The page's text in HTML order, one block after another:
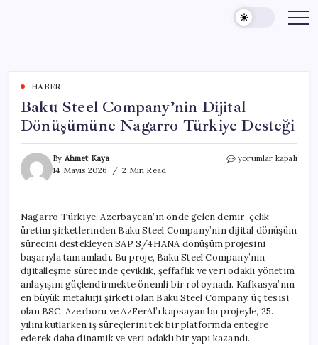
content
HABER
Baku Steel Company’nin Dijital
Dönüşümüne Nagarro Türkiye Desteği
By Ahmet Kaya
14 Mayıs 2026
2 Min Read
Baku
Nagarro
Türkiye
Desteği
için
yorumlar kapalı
Nagarro Türkiye, Azerbaycan’ın önde gelen demir-çelik
üretim şirketlerinden Baku Steel Company’nin dijital dönüşüm
sürecini destekleyen SAP S/4HANA dönüşüm projesini
başarıyla tamamladı. Bu proje, Baku Steel Company’nin
dijitalleşme sürecinde çeviklik, şeffaflık ve veri odaklı yönetim
anlayışını güçlendirmekte önemli bir rol oynadı. Kafkasya’nın
en büyük metalurji şirketi olan Baku Steel Company, üç tesisi
olan BSC, Azerboru ve AzFerAl’ı kapsayan bu projeyle, 25.
yılını kutlarken iş süreçlerini tek bir platformda entegre
ederek daha dinamik ve veri odaklı bir yapı kazandı.